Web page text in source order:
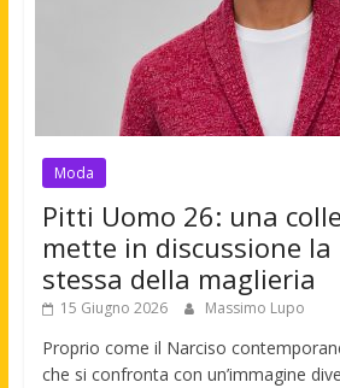
Moda
Pitti Uomo 26: una
mette in discussione la
stessa della maglieria
15 Giugno 2026 Massimo Lupo
Proprio come il Narciso
che si confronta con un’immagine